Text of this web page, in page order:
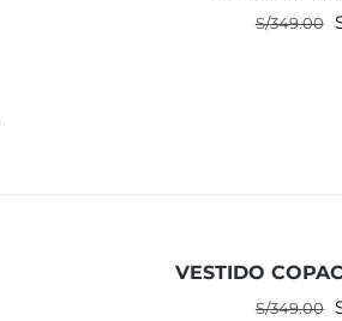
S/349.00
VESTIDO
S/349.00